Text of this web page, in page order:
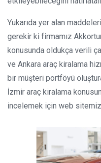
Yukarıda yer alan
gerekir ki firmamız
konusunda oldukça verili
ve Ankara araç kiralama
bir müşteri portföyü
İzmir araç kiralama
incelemek için web